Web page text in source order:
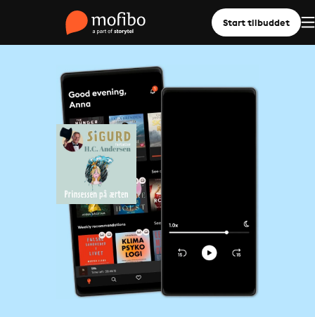
Start tilbuddet